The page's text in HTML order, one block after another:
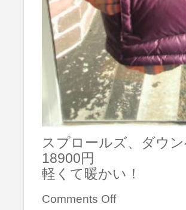
スプロールズ、ダウ
18900円
軽くて暖かい！
Comments Off